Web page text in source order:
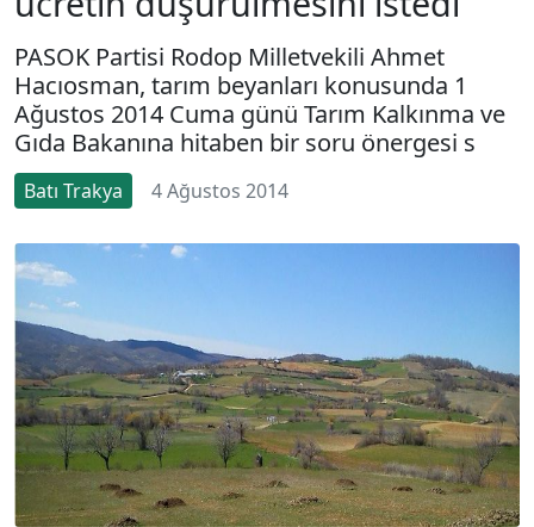
PASOK Partisi Rodop Milletvekili Ahmet
Hacıosman, tarım beyanları konusunda 1
Ağustos 2014 Cuma günü Tarım Kalkınma ve
Gıda Bakanına hitaben bir soru önergesi s
Batı Trakya 4 Ağustos 2014